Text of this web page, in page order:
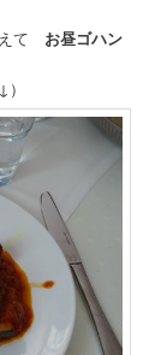
て お昼ゴハン